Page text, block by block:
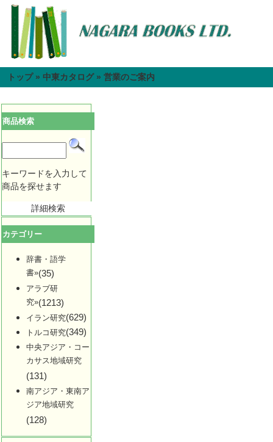
トップ» 中東カタログ» 営業のご案内
商品検索
キーワードを入力して
商品を探せます
詳細検索
カテゴリー
辞書・語学
書»(35)
アラブ研
究»(1213)
イラン研究(629)
トルコ研究(349)
中央アジア・コー
カサス地域研究
(131)
南アジア・東南ア
ジア地域研究
(128)